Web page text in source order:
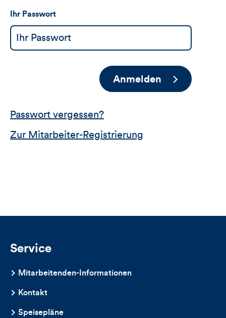
Ihr Passwort
Anmelden
Passwort vergessen?
Zur Mitarbeiter-Registrierung
Service
Mitarbeitenden-Informationen
Kontakt
Speisepläne